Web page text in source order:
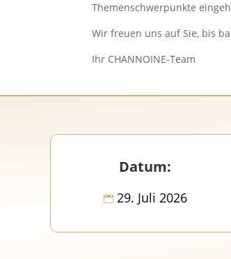
Themenschwerpunkte
Wir freuen uns auf Sie, bis
Ihr CHANNOINE-Team
Datum:
29. Juli 2026